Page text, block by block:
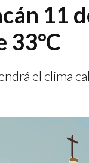
11
33°C
el clima